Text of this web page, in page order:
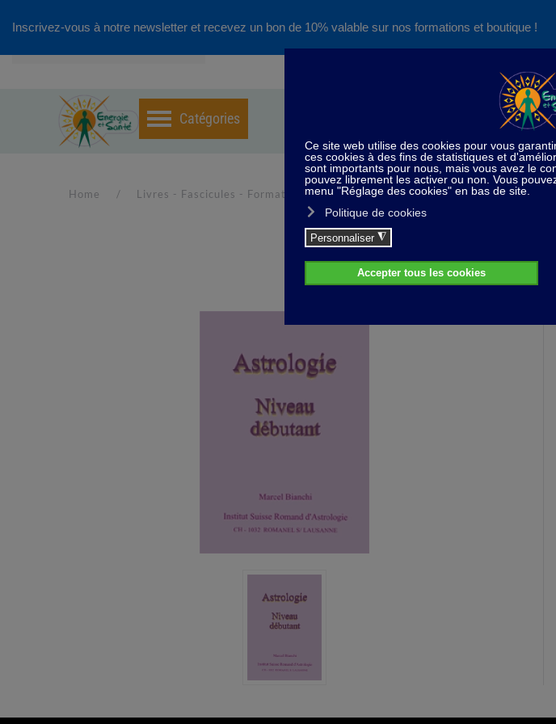
Inscrivez-vous à notre newsletter et recevez un bon de 10% valable sur nos formations et boutique !
Home Livres - Fascicules - Formations Fascicules de formations - Vidéos
Astrologie de base